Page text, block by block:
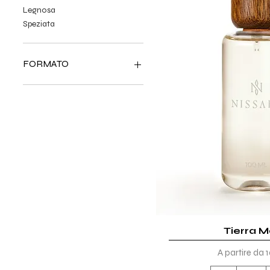
Legnosa
Speziata
FORMATO
100ML
Vista
Tierra
A partire da
Prezzo